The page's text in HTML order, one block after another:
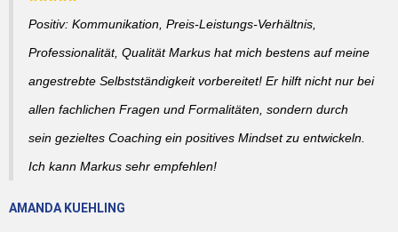
Positiv: Kommunikation, Preis-Leistungs-Verhältnis,
Professionalität, Qualität Markus hat mich bestens auf meine
angestrebte Selbstständigkeit vorbereitet! Er hilft nicht nur bei
allen fachlichen Fragen und Formalitäten, sondern durch
sein gezieltes Coaching ein positives Mindset zu entwickeln.
Ich kann Markus sehr empfehlen!
AMANDA KUEHLING